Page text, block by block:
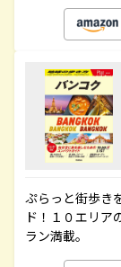
ぷらっと街歩き
ド！１０エリア
ラン満載。